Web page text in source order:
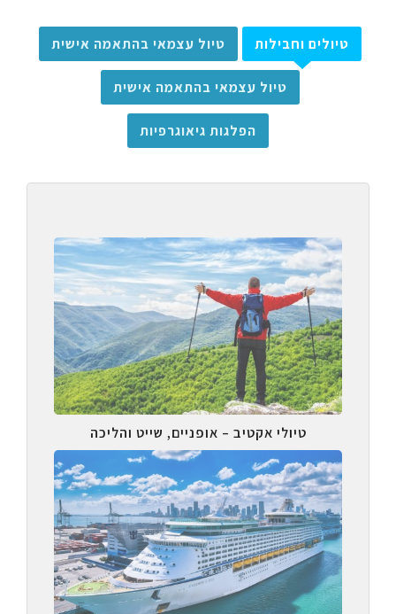
טיולים וחבילות טיול עצמאי בהתאמה אישית
טיול עצמאי בהתאמה אישית
הפלגות גיאוגרפיות
טיולי אקטיב – אופניים, שייט והליכה